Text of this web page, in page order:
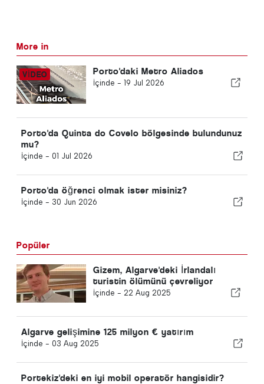
More in
Porto'daki Metro Aliados
İçinde - 19 Jul 2026
Porto'da Quinta do Covelo bölgesinde bulundunuz
mu?
İçinde - 01 Jul 2026
Porto'da öğrenci olmak ister misiniz?
İçinde - 30 Jun 2026
Popüler
Gizem, Algarve'deki İrlandalı
turistin ölümünü çevreliyor
İçinde - 22 Aug 2025
Algarve gelişimine 125 milyon € yatırım
İçinde - 03 Aug 2025
Portekiz'deki en iyi mobil operatör hangisidir?